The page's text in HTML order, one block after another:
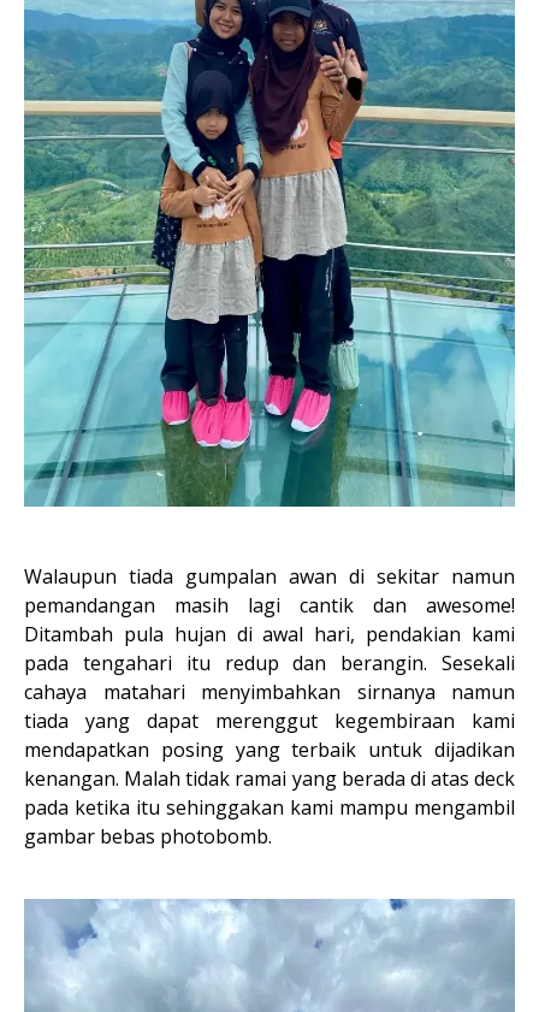
Walaupun tiada gumpalan awan di sekitar namun
pemandangan masih lagi cantik dan awesome!
Ditambah pula hujan di awal hari, pendakian kami
pada tengahari itu redup dan berangin. Sesekali
cahaya matahari menyimbahkan sirnanya namun
tiada yang dapat merenggut kegembiraan kami
mendapatkan posing yang terbaik untuk dijadikan
kenangan. Malah tidak ramai yang berada di atas deck
pada ketika itu sehinggakan kami mampu mengambil
gambar bebas photobomb.